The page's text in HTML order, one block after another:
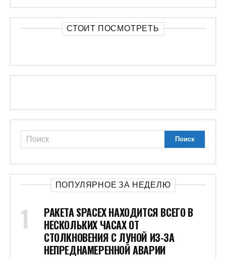
СТОИТ ПОСМОТРЕТЬ
ПОПУЛЯРНОЕ ЗА НЕДЕЛЮ
РАКЕТА SPACEX НАХОДИТСЯ ВСЕГО В
НЕСКОЛЬКИХ ЧАСАХ ОТ
СТОЛКНОВЕНИЯ С ЛУНОЙ ИЗ-ЗА
НЕПРЕДНАМЕРЕННОЙ АВАРИИ